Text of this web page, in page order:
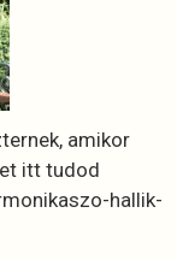
amikor
itt tudod
hallik-